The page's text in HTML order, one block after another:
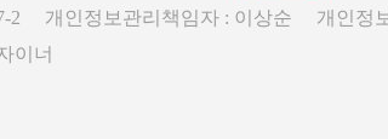
2 개인정보관리책임자 : 이상순 개인정
이너